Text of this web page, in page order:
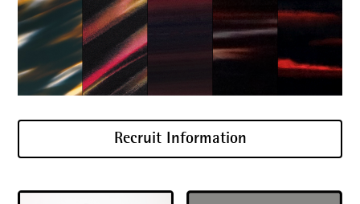
Recruit Information